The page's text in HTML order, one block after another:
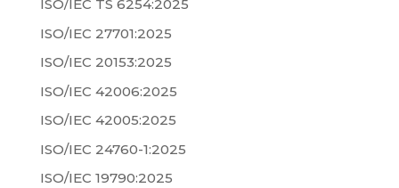
ISO/IEC TS 6254:2025
ISO/IEC 27701:2025
ISO/IEC 20153:2025
ISO/IEC 42006:2025
ISO/IEC 42005:2025
ISO/IEC 24760-1:2025
ISO/IEC 19790:2025